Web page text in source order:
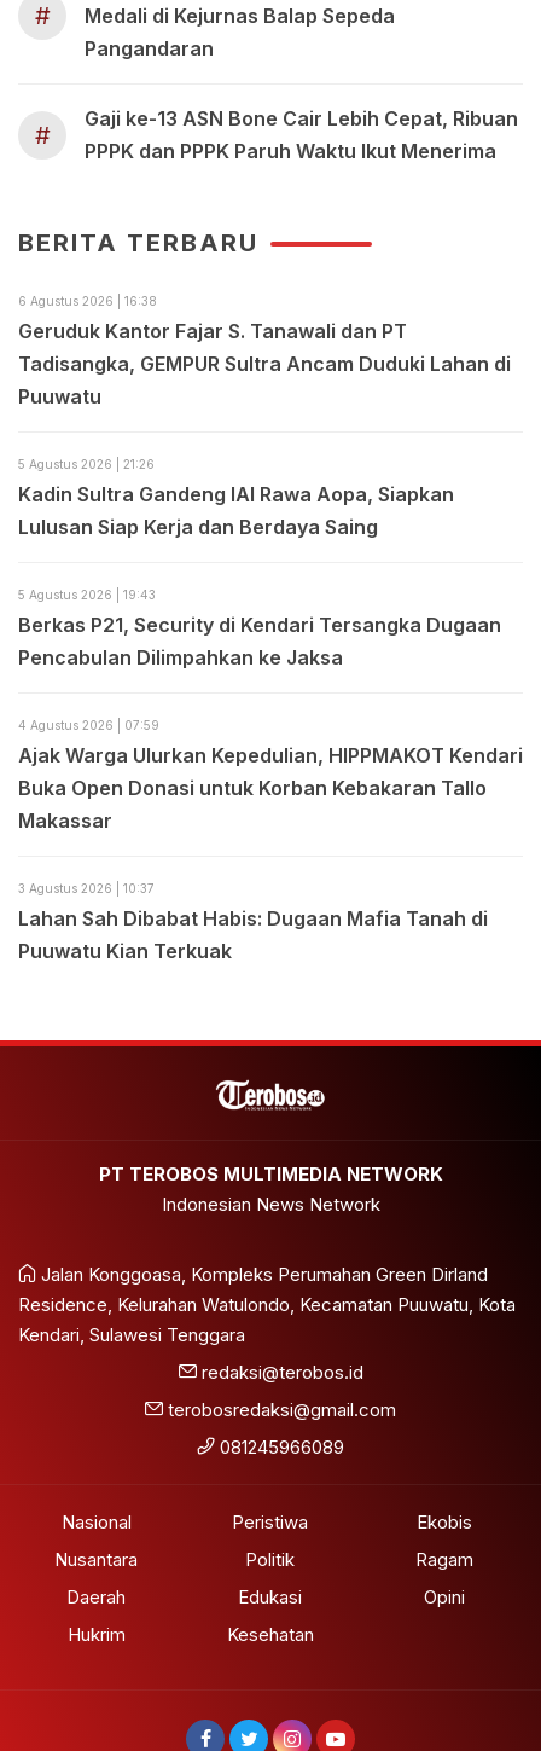
#
Medali di Kejurnas Balap Sepeda
Pangandaran
#
Gaji ke-13 ASN Bone Cair Lebih Cepat, Ribuan
PPPK dan PPPK Paruh Waktu Ikut Menerima
BERITA TERBARU
6 Agustus 2026 | 16:38
Geruduk Kantor Fajar S. Tanawali dan PT
Tadisangka, GEMPUR Sultra Ancam Duduki Lahan di
Puuwatu
5 Agustus 2026 | 21:26
Kadin Sultra Gandeng IAI Rawa Aopa, Siapkan
Lulusan Siap Kerja dan Berdaya Saing
5 Agustus 2026 | 19:43
Berkas P21, Security di Kendari Tersangka Dugaan
Pencabulan Dilimpahkan ke Jaksa
4 Agustus 2026 | 07:59
Ajak Warga Ulurkan Kepedulian, HIPPMAKOT Kendari
Buka Open Donasi untuk Korban Kebakaran Tallo
Makassar
3 Agustus 2026 | 10:37
Lahan Sah Dibabat Habis: Dugaan Mafia Tanah di
Puuwatu Kian Terkuak
PT TEROBOS MULTIMEDIA NETWORK
Indonesian News Network
Jalan Konggoasa, Kompleks Perumahan Green Dirland
Residence, Kelurahan Watulondo, Kecamatan Puuwatu, Kota
Kendari, Sulawesi Tenggara
redaksi@terobos.id
terobosredaksi@gmail.com
081245966089
Nasional
Nusantara
Daerah
Hukrim
Peristiwa
Politik
Edukasi
Kesehatan
Ekobis
Ragam
Opini